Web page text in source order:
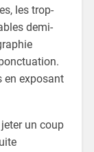
les trop-
demi-
en exposant
un coup